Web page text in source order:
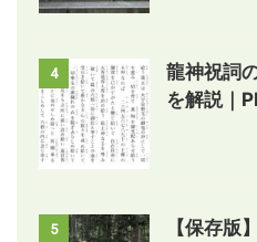
4
龍神祝詞
を解説｜
5
【保存版